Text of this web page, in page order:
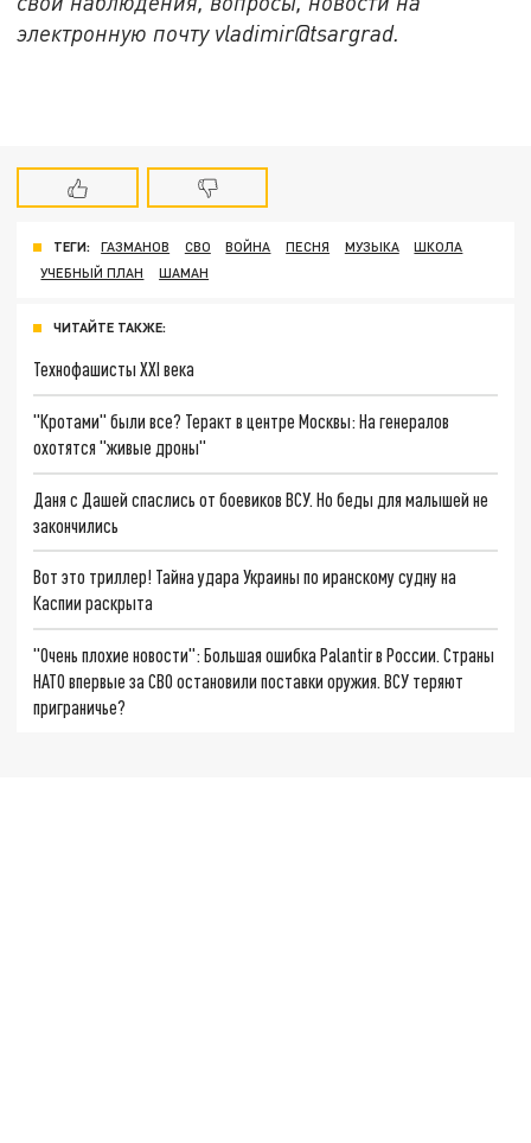
электронную почту vladimir@tsargrad.
ТЕГИ: ГАЗМАНОВ СВО ВОЙНА ПЕСНЯ МУЗЫКА
ШКОЛА
УЧЕБНЫЙ ПЛАН
ШАМАН
ЧИТАЙТЕ ТАКЖЕ:
Технофашисты XXI века
"Кротами" были все? Теракт в центре Москвы: На генералов
охотятся "живые дроны"
Даня с Дашей спаслись от боевиков ВСУ. Но беды для малышей не
закончились
Вот это триллер! Тайна удара Украины по иранскому судну на
Каспии раскрыта
"Очень плохие новости": Большая ошибка Palantir в России. Страны
НАТО впервые за СВО остановили поставки оружия. ВСУ теряют
приграничье?